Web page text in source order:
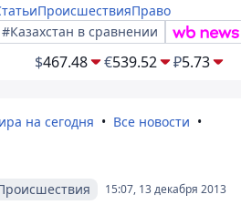
ПроисшествияПраво
#Казахстан в сравнении
$467.48 €539.52 ₽5.73
на сегодня
Все новости
15:07, 13 декабря 2013